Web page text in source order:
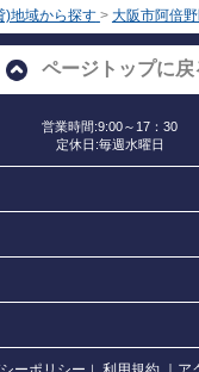
)地域から探す > 大阪市阿倍
ページトップに戻
営業時間:9:00～17：30
定休日:毎週水曜日